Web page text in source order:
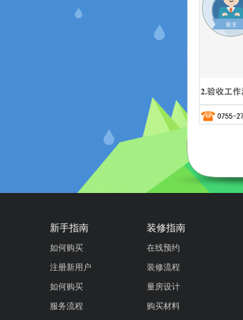
新手指南
如何购买
注册新用户
如何购买
服务流程
装修指南
在线预约
装修流程
量房设计
购买材料